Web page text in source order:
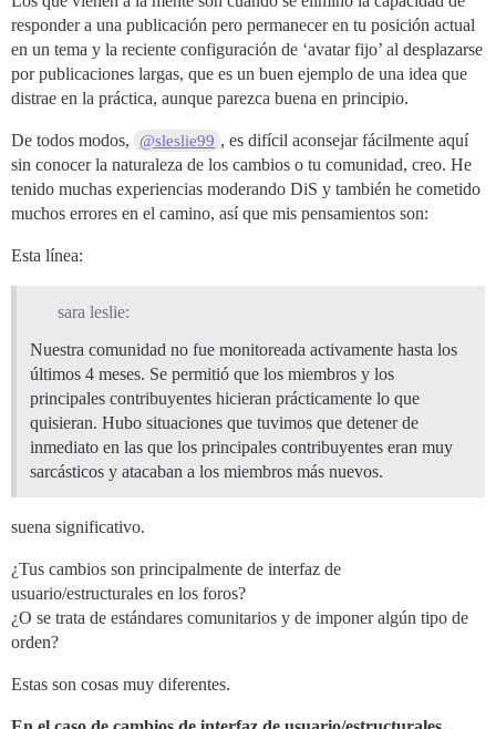
responder a una publicación pero permanecer en tu posición actual
en un tema y la reciente configuración de ‘avatar fijo’ al desplazarse
por publicaciones largas, que es un buen ejemplo de una idea que
distrae en la práctica, aunque parezca buena en principio.
De todos modos, @sleslie99 , es difícil aconsejar fácilmente aquí
sin conocer la naturaleza de los cambios o tu comunidad, creo. He
tenido muchas experiencias moderando DiS y también he cometido
muchos errores en el camino, así que mis pensamientos son:
Esta línea:
sara leslie:
Nuestra comunidad no fue monitoreada activamente hasta los
últimos 4 meses. Se permitió que los miembros y los
principales contribuyentes hicieran prácticamente lo que
quisieran. Hubo situaciones que tuvimos que detener de
inmediato en las que los principales contribuyentes eran muy
sarcásticos y atacaban a los miembros más nuevos.
suena significativo.
¿Tus cambios son principalmente de interfaz de
usuario/estructurales en los foros?
¿O se trata de estándares comunitarios y de imponer algún tipo de
orden?
Estas son cosas muy diferentes.